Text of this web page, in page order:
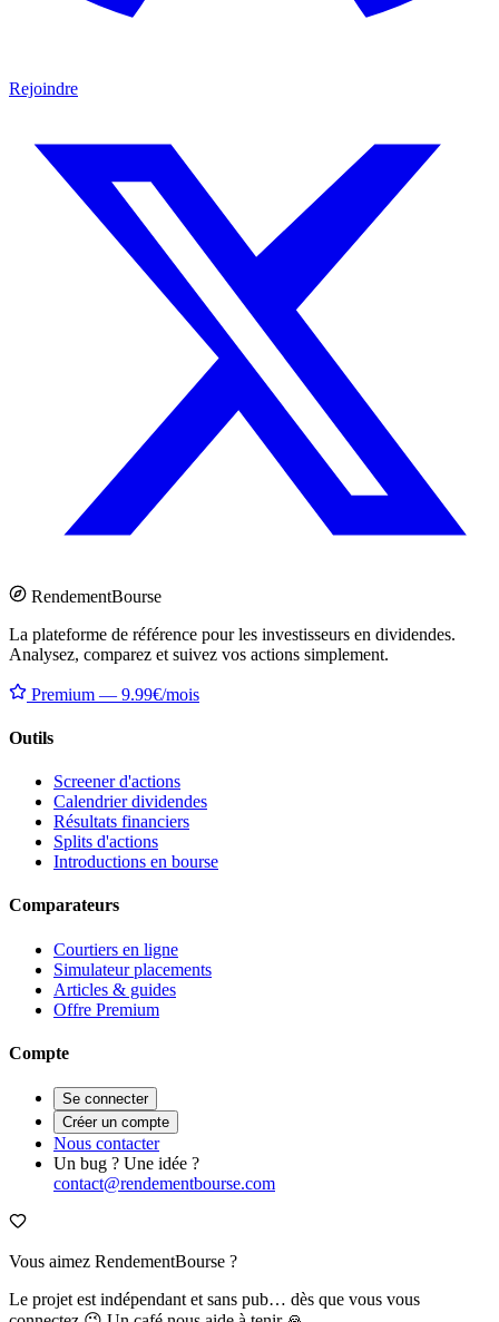
Rejoindre
RendementBourse
La plateforme de référence pour les investisseurs en dividendes.
Analysez, comparez et suivez vos actions simplement.
Premium — 9.99€/mois
Outils
Screener d'actions
Calendrier dividendes
Résultats financiers
Splits d'actions
Introductions en bourse
Comparateurs
Courtiers en ligne
Simulateur placements
Articles & guides
Offre Premium
Compte
Se connecter
Créer un compte
Nous contacter
Un bug ? Une idée ?
contact@rendementbourse.com
Vous aimez RendementBourse ?
Le projet est indépendant et sans pub… dès que vous vous